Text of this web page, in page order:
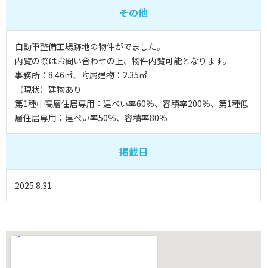
その他
自動車整備工場跡地の物件がでました。
内覧の際はお問い合わせの上、物件内覧可能となります。
事務所：8.46㎡、附属建物：2.35㎡
（現状）建物あり
第1種中高層住居専用：建ぺい率60％、容積率200％、第1種低
層住居専用：建ぺい率50％、容積率80％
掲載日
2025.8.31